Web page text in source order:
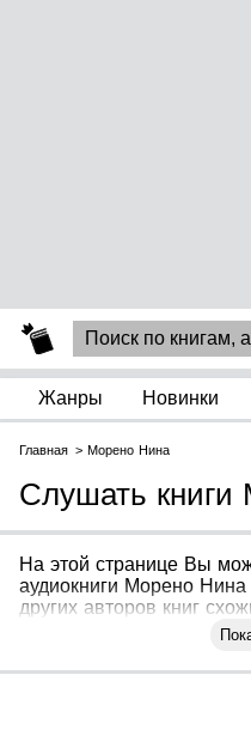
Жанры Новинки
Главная Морено Нина
Слушать
На этой странице Вы
аудиокниги Морено
других авторов книг